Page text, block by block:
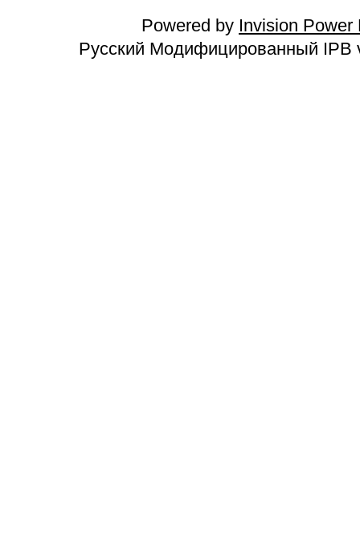
Powered by Invision Power
Русский Модифицированный IPB